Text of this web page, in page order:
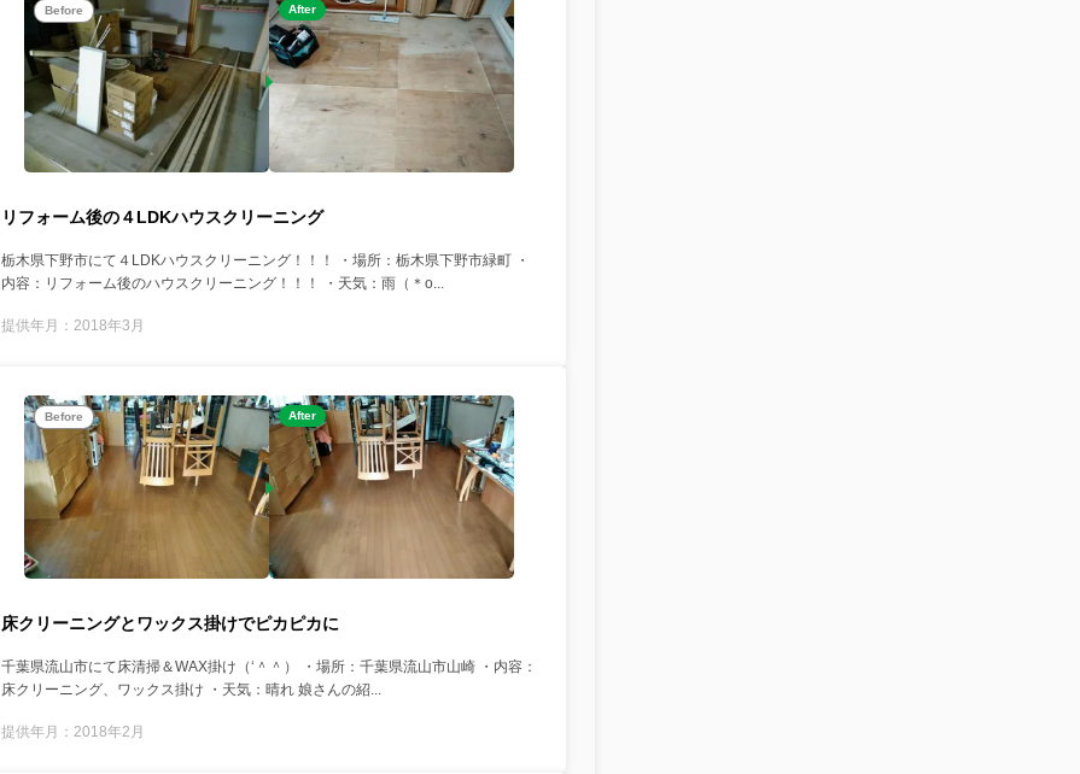
Before After
リフォーム後の４LDKハウスクリーニング
栃木県下野市にて４LDKハウスクリーニング！！！ ・場所：栃木県下野市緑町 ・
内容：リフォーム後のハウスクリーニング！！！ ・天気：雨（＊o...
提供年月：2018年3月
Before After
床クリーニングとワックス掛けでピカピカに
千葉県流山市にて床清掃＆WAX掛け（‘＾＾） ・場所：千葉県流山市山崎 ・内容：
床クリーニング、ワックス掛け ・天気：晴れ 娘さんの紹...
提供年月：2018年2月